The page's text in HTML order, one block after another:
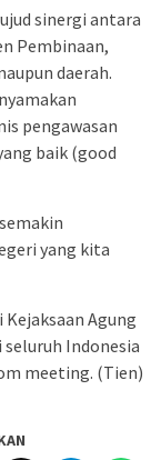
sinergi antara
Pembinaan,
daerah.
pengawasan
baik (good
yang kita
Agung
Indonesia
meeting. (Tien)